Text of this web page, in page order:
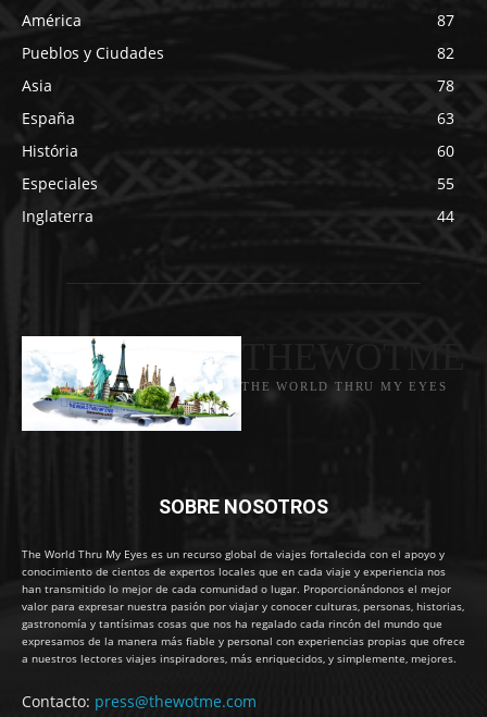
América
87
Pueblos y Ciudades
82
Asia
78
España
63
História
60
Especiales
55
Inglaterra
44
THE WORLD THRU MY EYES
SOBRE NOSOTROS
The World Thru My Eyes es un recurso global de viajes fortalecida con el apoyo y
conocimiento de cientos de expertos locales que en cada viaje y experiencia nos
han transmitido lo mejor de cada comunidad o lugar. Proporcionándonos el mejor
valor para expresar nuestra pasión por viajar y conocer culturas, personas, historias,
gastronomía y tantísimas cosas que nos ha regalado cada rincón del mundo que
expresamos de la manera más fiable y personal con experiencias propias que ofrece
a nuestros lectores viajes inspiradores, más enriquecidos, y simplemente, mejores.
Contacto: press@thewotme.com